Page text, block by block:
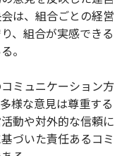
は、組合ごとの経営
、組合が実感できる
。
ミュニケーション方
様な意見は尊重する
動や対外的な信頼に
づいた責任あるコミ